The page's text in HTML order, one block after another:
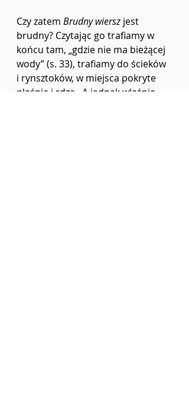
Czy zatem Brudny wiersz jest
brudny? Czytając go trafiamy w
końcu tam, „gdzie nie ma bieżącej
wody” (s. 33), trafiamy do ścieków
i rynsztoków, w miejsca pokryte
pleśnią i rdzą.  A jednak właśnie